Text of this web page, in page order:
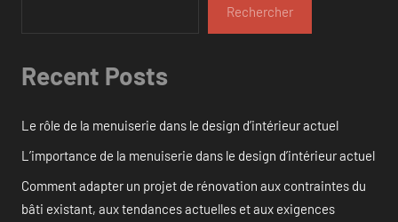
Rechercher
Recent Posts
Le rôle de la menuiserie dans le design d’intérieur actuel
L’importance de la menuiserie dans le design d’intérieur actuel
Comment adapter un projet de rénovation aux contraintes du
bâti existant, aux tendances actuelles et aux exigences